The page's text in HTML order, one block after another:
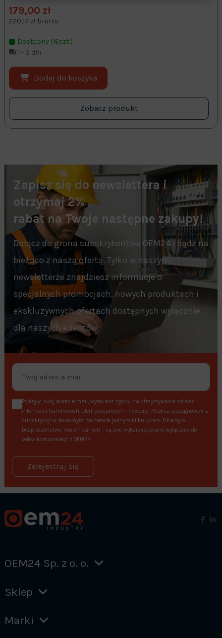
179,00 zł
220,17 zł brutto
Dostępny (16szt.)
1 - 3 dni
Dodaj do koszyka
Zobacz produkt
Zapisz się do newslettera i
otrzymaj 2%
rabat na Twoje następne zakupy!
Dołącz do grona subskrybentów OEM24 i bądź na
bieżąco z naszą ofertą. Tylko w naszym
newsletterze znajdziesz informacje o
specjalnych promocjach, nowych produktach i
ekskluzywnych ofertach dostępnych wyłącznie
dla naszych klientów.
Podając swój adres e-mail, wyrażasz zgodę na otrzymywanie od nas
informacji handlowych, ofert specjalnych i nowości. Możesz zrezygnować z
subskrypcji w dowolnym momencie jednym kliknięciem. Dbamy o
bezpieczeństwo Twoich danych – są one wykorzystywane wyłącznie do
celów komunikacji z OEM24.
Zarejestruj się
OEM24 Sp. z o. o.
Sklep
Marki